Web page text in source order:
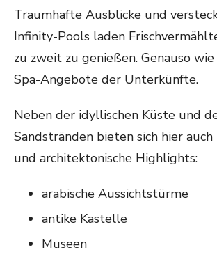
Traumhafte Ausblicke und
Infinity-Pools laden
zu zweit zu genießen. Genauso
Spa-Angebote der Unterkünfte.
Neben der idyllischen Küste und
Sandstränden bieten sich hier
und architektonische Highlights:
arabische Aussichtstürme
antike Kastelle
Museen